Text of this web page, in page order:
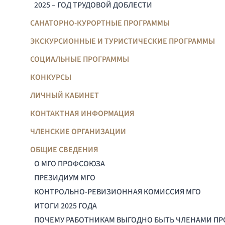
2025 – ГОД ТРУДОВОЙ ДОБЛЕСТИ
САНАТОРНО-КУРОРТНЫЕ ПРОГРАММЫ
ЭКСКУРСИОННЫЕ И ТУРИСТИЧЕСКИЕ ПРОГРАММЫ
СОЦИАЛЬНЫЕ ПРОГРАММЫ
КОНКУРСЫ
ЛИЧНЫЙ КАБИНЕТ
КОНТАКТНАЯ ИНФОРМАЦИЯ
ЧЛЕНСКИЕ ОРГАНИЗАЦИИ
ОБЩИЕ СВЕДЕНИЯ
О МГО ПРОФСОЮЗА
ПРЕЗИДИУМ МГО
КОНТРОЛЬНО-РЕВИЗИОННАЯ КОМИССИЯ МГО
ИТОГИ 2025 ГОДА
ПОЧЕМУ РАБОТНИКАМ ВЫГОДНО БЫТЬ ЧЛЕНАМИ